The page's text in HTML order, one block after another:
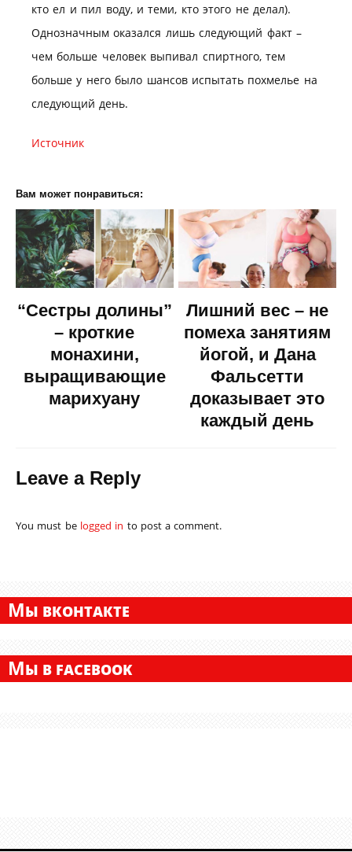
кто ел и пил воду, и теми, кто этого не делал).
Однозначным оказался лишь следующий факт –
чем больше человек выпивал спиртного, тем
больше у него было шансов испытать похмелье на
следующий день.
Источник
Вам может понравиться:
“Сестры долины”
– кроткие
монахини,
выращивающие
марихуану
Лишний вес – не
помеха занятиям
йогой, и Дана
Фальсетти
доказывает это
каждый день
Leave a Reply
You must be logged in to post a comment.
МЫ ВКОНТАКТЕ
МЫ В FACEBOOK